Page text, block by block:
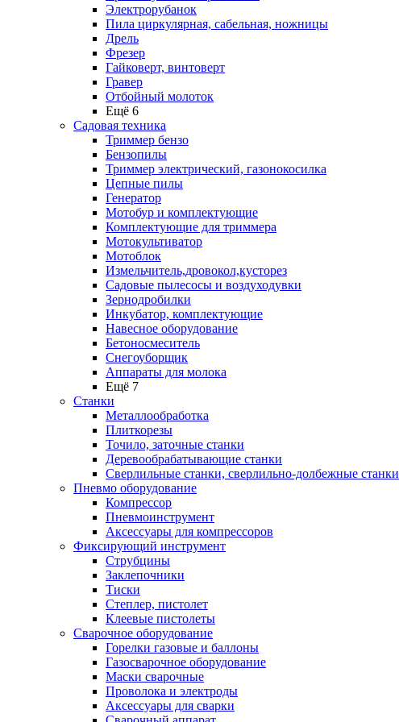
Электрорубанок
Пила циркулярная, сабельная, ножницы
Дрель
Фрезер
Гайковерт, винтоверт
Гравер
Отбойный молоток
Ещё 6
Садовая техника
Триммер бензо
Бензопилы
Триммер электрический, газонокосилка
Цепные пилы
Генератор
Мотобур и комплектующие
Комплектующие для триммера
Мотокультиватор
Мотоблок
Измельчитель,дровокол,кусторез
Садовые пылесосы и воздуходувки
Зернодробилки
Инкубатор, комплектующие
Навесное оборудование
Бетоносмеситель
Снегоуборщик
Аппараты для молока
Ещё 7
Станки
Металлообработка
Плиткорезы
Точило, заточные станки
Деревообрабатывающие станки
Сверлильные станки, сверлильно-долбежные станки
Пневмо оборудование
Компрессор
Пневмоинструмент
Аксессуары для компрессоров
Фиксирующий инструмент
Струбцины
Заклепочники
Тиски
Степлер, пистолет
Клеевые пистолеты
Сварочное оборудование
Горелки газовые и баллоны
Газосварочное оборудование
Маски сварочные
Проволока и электроды
Аксессуары для сварки